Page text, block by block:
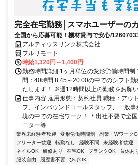
完全在宅勤務│スマホユーザーの
全国から応募可能！機材貸与で安心/
アルティウスリンク株式会社
フルリモート
時給1,320円～1,400円
勤務時間詳細 1ヶ月単位の変形労働時間制
間：40時間 8:45～20:00の中でのシフト
たします！ ※週12時間以上の勤務をお願
仕事内容 雇用形態：契約社員 職種：アウ
フ、インバウンドコールスタッフ、一般
境の中での在宅ワーク！ ＊出社不要で全
ニター等...
業界未経験者歓迎 変形労働時間制 副業・Wワーク
フリーター歓迎
転勤なし 経験不問 未経験者歓迎
ネイルOK
研修あり 在宅OK ブランクOK 育休あり
服装自由
履歴書不要 ひげOK